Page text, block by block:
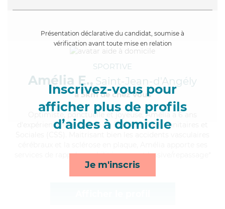
Présentation déclarative du candidat, soumise à
vérification avant toute mise en relation
Inscrivez-vous pour
afficher plus de profils
d’aides à domicile
Je m'inscris
SPORTIVE
Amélia E., Saint-Jean-d'Angély
à 5km de chez Vous
, ponctuelle et joyeuse, Amélia a 6 ans
d'expérience et possède un BEP Carrières Sanitaires et
services de rappels, mobilité, repas et lessive/repassage*